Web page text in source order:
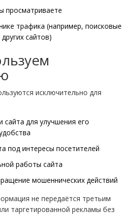
просматриваете
трафика (например, поисковые
сайтов)
исключительно для
для улучшения его
под интересы посетителей
работы сайта
мошеннических действий
не передаётся третьим
таргетированной рекламы без